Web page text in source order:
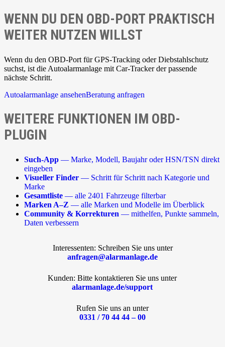
WENN DU DEN OBD-PORT PRAKTISCH
WEITER NUTZEN WILLST
Wenn du den OBD-Port für GPS-Tracking oder Diebstahlschutz
suchst, ist die Autoalarmanlage mit Car-Tracker der passende
nächste Schritt.
Autoalarmanlage ansehenBeratung anfragen
WEITERE FUNKTIONEN IM OBD-
PLUGIN
Such-App — Marke, Modell, Baujahr oder HSN/TSN direkt
eingeben
Visueller Finder — Schritt für Schritt nach Kategorie und
Marke
Gesamtliste — alle 2401 Fahrzeuge filterbar
Marken A–Z — alle Marken und Modelle im Überblick
Community & Korrekturen — mithelfen, Punkte sammeln,
Daten verbessern
Interessenten: Schreiben Sie uns unter
anfragen@alarmanlage.de
Kunden: Bitte kontaktieren Sie uns unter
alarmanlage.de/support
Rufen Sie uns an unter
0331 / 70 44 44 – 00